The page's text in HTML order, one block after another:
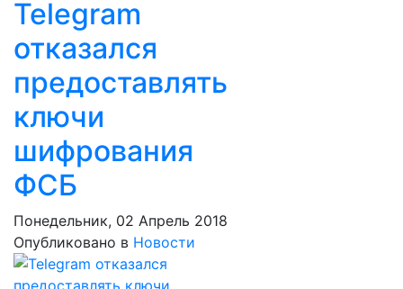
Telegram
отказался
предоставлять
ключи
шифрования
ФСБ
Понедельник, 02 Апрель 2018
Опубликовано в Новости